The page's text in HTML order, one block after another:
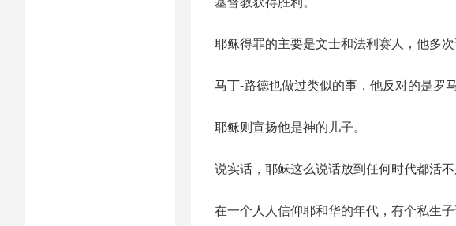
耶稣得罪的主要是文士和法利赛人，他多次
马丁-路德也做过类似的事，他反对的是罗
耶稣则宣扬他是神的儿子。
说实话，耶稣这么说话放到任何时代都活不
在一个人人信仰耶和华的年代，有个私生